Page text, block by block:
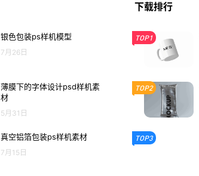
银色包装ps样机模型
7月26日
薄膜下的字体设计psd样机素
材
5月31日
真空铝箔包装ps样机素材
7月15日
下载排行
TOP1
TOP2
TOP3